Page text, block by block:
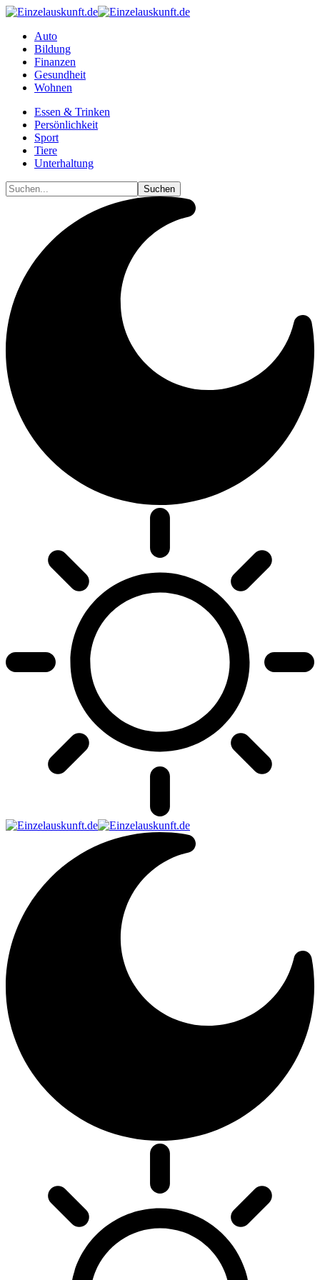
Auto
Bildung
Finanzen
Gesundheit
Wohnen
Essen & Trinken
Persönlichkeit
Sport
Tiere
Unterhaltung